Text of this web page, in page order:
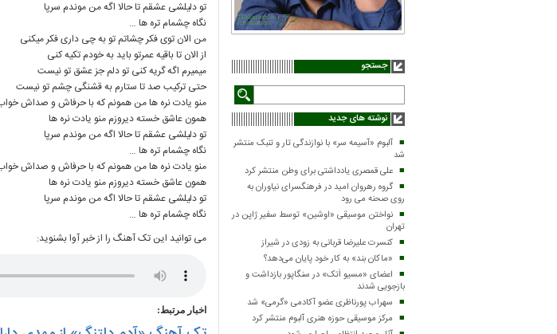
جستجو
نوشته های جدید
آلبوم «آسیمه سر» با نوازندگی تار و تنبک منتشر
شد
علی قمصری یادداشتی برای وطن منتشر کرد
گروه رهروان امید در فرهنگسرای نیاوران به
روی صحنه می رود
نواختن موسیقی «اوشین» توسط سفیر ژاپن در
تهران
کنسرت علیرضا قربانی به زودی در شیراز
«ماکان بند» به کار خود پایان می‌دهد؟
اعضای «مسیو اَتک» در سنگاپور بازداشت و
بازجویی شدند
سهراب پورناظری عضو آکادمی «گرمی» شد
مرکز موسیقی حوزه هنری آلبوم منتشر کرد
تو دلیلشی عشقم تا حالا اگه من موندم سرپا
نگاه چشمام تره ها …
من الان توی فکر چشاتم تو به چی داری فکر میکنی
از الان تا باقیه عمرتو باید به خودم تکیه کنی
میمیرم اگه گریه کنی تو دلم جز عشق تو نیست
حتی ترکیب صد تا ستارم به قشنگی چشم تو نیست
منو یادت نره ها من همونم که با حرفاش و صداش
همون عاشق خسته دیروزم منو یادت نره ها
تو دلیلشی عشقم تا حالا اگه من موندم سرپا
نگاه چشمام تره ها …
منو یادت نره ها من همونم که با حرفاش و صداش
همون عاشق خسته دیروزم منو یادت نره ها
تو دلیلشی عشقم تا حالا اگه من موندم سرپا
نگاه چشمام تره ها …
می توانید این تک آهنگ را از خبر آوا بشنوید:
اخبار مرتبط: